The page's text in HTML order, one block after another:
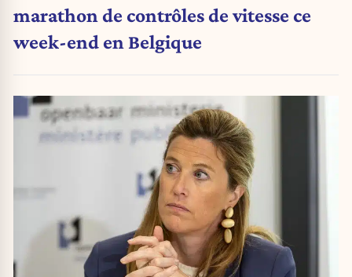
marathon de contrôles de vitesse ce
week-end en Belgique